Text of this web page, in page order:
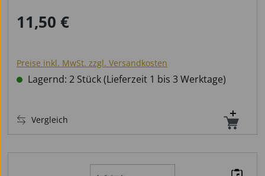
Regulärer Preis:
11,50 €
Preise inkl. MwSt. zzgl. Versandkosten
Lagernd: 2 Stück (Lieferzeit 1 bis 3 Werktage)
Vergleich